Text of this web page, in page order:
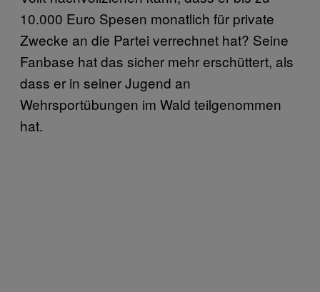
10.000 Euro Spesen monatlich für private
Zwecke an die Partei verrechnet hat? Seine
Fanbase hat das sicher mehr erschüttert, als
dass er in seiner Jugend an
Wehrsportübungen im Wald teilgenommen
hat.